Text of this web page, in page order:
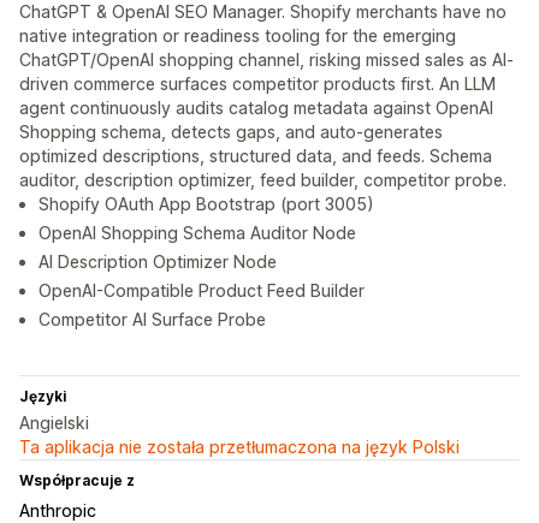
ChatGPT & OpenAI SEO Manager. Shopify merchants have no
native integration or readiness tooling for the emerging
ChatGPT/OpenAI shopping channel, risking missed sales as AI-
driven commerce surfaces competitor products first. An LLM
agent continuously audits catalog metadata against OpenAI
Shopping schema, detects gaps, and auto-generates
optimized descriptions, structured data, and feeds. Schema
auditor, description optimizer, feed builder, competitor probe.
Shopify OAuth App Bootstrap (port 3005)
OpenAI Shopping Schema Auditor Node
AI Description Optimizer Node
OpenAI-Compatible Product Feed Builder
Competitor AI Surface Probe
Języki
Angielski
Ta aplikacja nie została przetłumaczona na język Polski
Współpracuje z
Anthropic